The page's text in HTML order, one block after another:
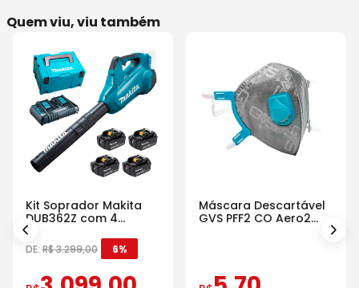
Quem viu, viu também
Kit Soprador Makita
DUB362Z com 4
Baterias Carregador e
Maleta
DE: R$3.299,00 6%
Máscara Descartável
GVS PFF2 CO Aero2